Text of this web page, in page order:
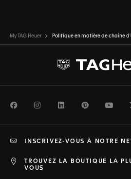
My TAG Heuer Politique en matière de chaîne
FacebookInstagramLinkedInPinterest
TROUVEZ LA BOUTIQUE LA
VOUS
INSCRIVEZ-VOUS À NOTRE